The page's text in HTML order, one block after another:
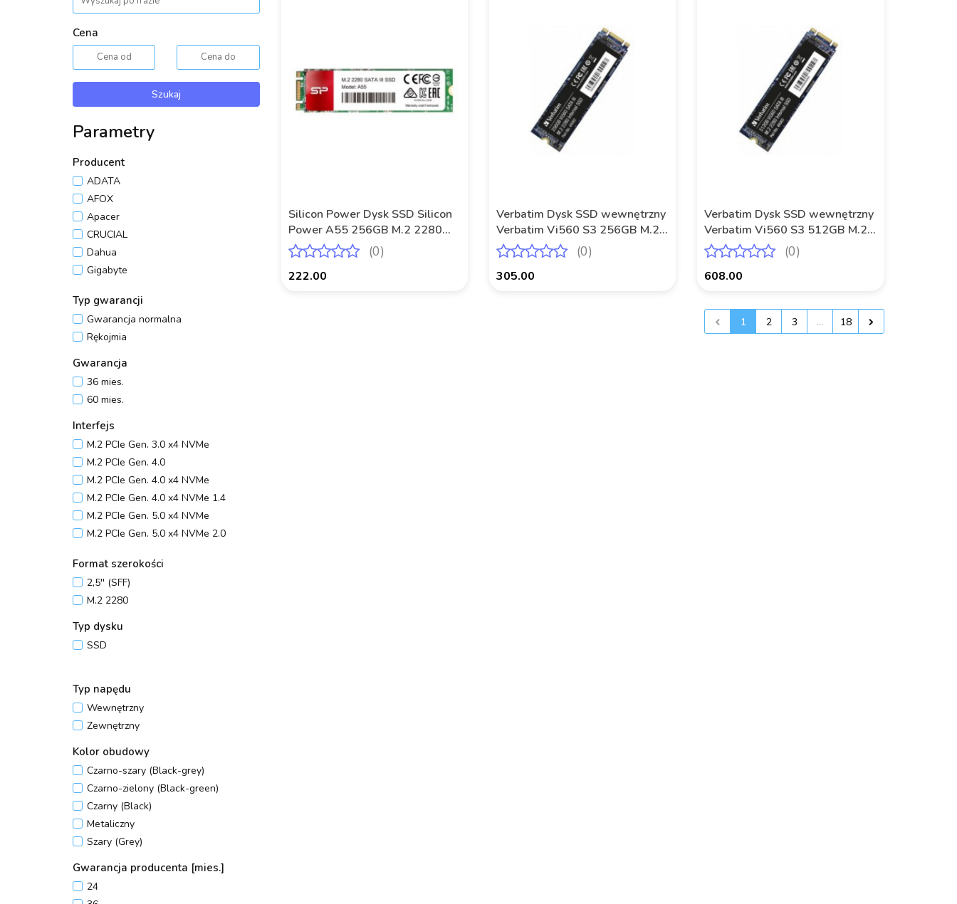
Cena
Szukaj
Parametry
Producent
ADATA
AFOX
Apacer
CRUCIAL
Dahua
Gigabyte
HIKSEMI
Kingston
KIOXIA
Lexar
MSI
Patriot
Samsung
SanDisk
SILICON POWER
Team Group
Verbatim
Western Digital
Typ gwarancji
Gwarancja normalna
Rękojmia
Gwarancja
36 mies.
60 mies.
Interfejs
M.2 PCIe Gen. 3.0 x4 NVMe
M.2 PCIe Gen. 4.0
M.2 PCIe Gen. 4.0 x4 NVMe
M.2 PCIe Gen. 4.0 x4 NVMe 1.4
M.2 PCIe Gen. 5.0 x4 NVMe
M.2 PCIe Gen. 5.0 x4 NVMe 2.0
M.2 SATA
PCIe 3.0 x4 NVMe
PCIe 4.0 1x4
PCIe 4.0 x16 NVMe
PCIe 4.0 x4 NVMe
SAS
SATA III (6 Gb/s)
USB 3.0 Type-C
Format szerokości
2,5'' (SFF)
M.2 2280
Typ dysku
SSD
Typ napędu
Wewnętrzny
Zewnętrzny
Kolor obudowy
Czarno-szary (Black-grey)
Czarno-zielony (Black-green)
Czarny (Black)
Metaliczny
Szary (Grey)
Gwarancja producenta [mies.]
24
Silicon Power Dysk SSD Silicon
Power A55 256GB M.2 2280
SATA3 (560/530 MB/s)
(0)
222.00
Verbatim Dysk SSD wewnętrzny
Verbatim Vi560 S3 256GB M.2
2280 SATA
(0)
305.00
Verbatim Dysk SSD wewnętrzny
Verbatim Vi560 S3 512GB M.2
2280 SATA
(0)
608.00
1 2 3 ... 18